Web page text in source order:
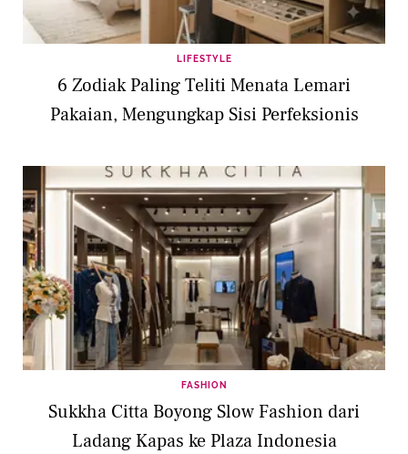
LIFESTYLE
6 Zodiak Paling Teliti Menata Lemari
Pakaian, Mengungkap Sisi Perfeksionis
FASHION
Sukkha Citta Boyong Slow Fashion dari
Ladang Kapas ke Plaza Indonesia